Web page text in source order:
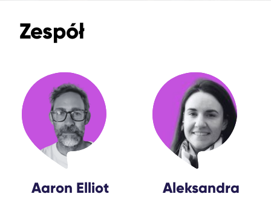
Zespół
Aaron Elliot
Aleksandra